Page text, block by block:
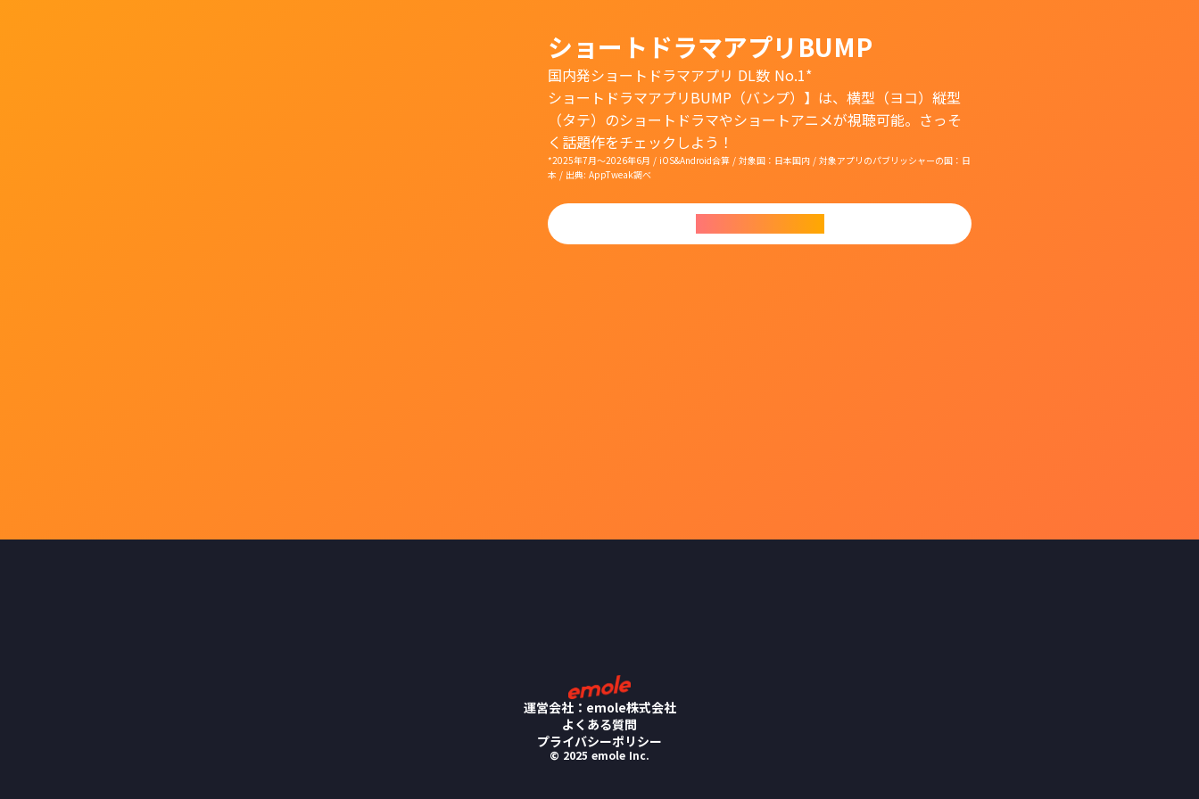
ショートドラマアプリBUMP
国内発ショートドラマアプリ DL数 No.1*
ショートドラマアプリBUMP（バンプ）】は、横型（ヨコ）縦型
（タテ）のショートドラマやショートアニメが視聴可能。さっそ
く話題作をチェックしよう！
*2025年7月〜2026年6月 / iOS&Android合算 / 対象国：日本国内 / 対象アプリのパブリッシャーの国：日
本 / 出典: AppTweak調べ
運営会社：emole株式会社
よくある質問
プライバシーポリシー
© 2025 emole Inc.